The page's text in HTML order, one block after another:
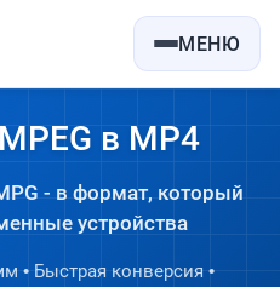
МЕНЮ
в MP4
- в формат, который
устройства
• Быстрая конверсия •